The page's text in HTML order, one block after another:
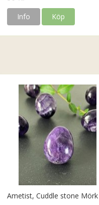
Info Köp
Ametist, Cuddle stone Mörk